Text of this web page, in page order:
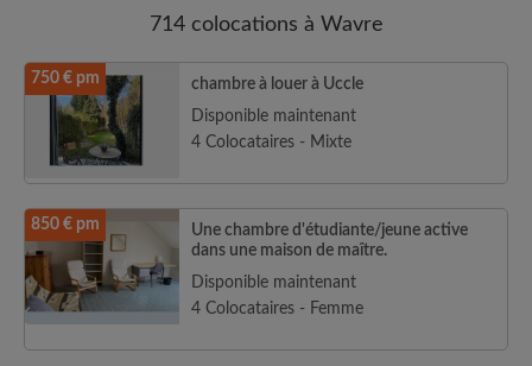
714 colocations à Wavre
750 € pm
chambre à louer à Uccle
Disponible maintenant
4 Colocataires - Mixte
850 € pm
Une chambre d'étudiante/jeune active
dans une maison de maître.
Disponible maintenant
4 Colocataires - Femme